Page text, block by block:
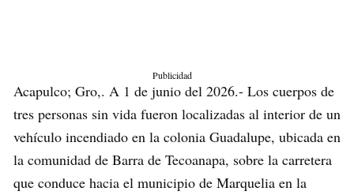
Publicidad
Acapulco; Gro,. A 1 de junio del 2026.- Los cuerpos de
tres personas sin vida fueron localizadas al interior de un
vehículo incendiado en la colonia Guadalupe, ubicada en
la comunidad de Barra de Tecoanapa, sobre la carretera
que conduce hacia el municipio de Marquelia en la